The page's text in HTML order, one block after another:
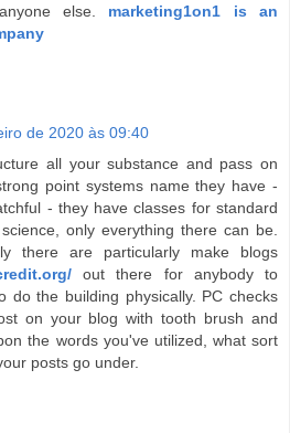
else. marketing1on1 is an
de 2020 às 09:40
all your substance and pass on
point systems name they have -
- they have classes for standard
only everything there can be.
there are particularly make blogs
out there for anybody to
do the building physically. PC checks
on your blog with tooth brush and
the words you've utilized, what sort
posts go under.